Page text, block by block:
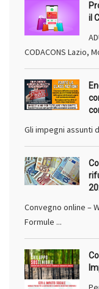
il
CODACONS Lazio,
Gli impegni assunti
Convegno online –
Formule ...